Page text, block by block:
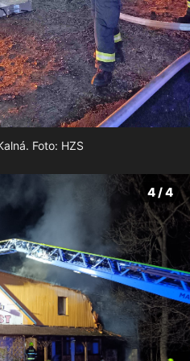
Foto: HZS
4 / 4